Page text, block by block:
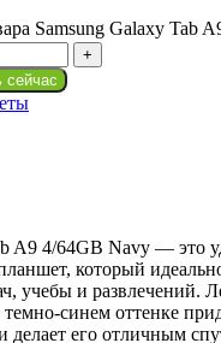
Samsung Galaxy Tab
сейчас
A9 4/64GB Navy — это
который
учебы и развлечений.
синем оттенке
делает его отличным